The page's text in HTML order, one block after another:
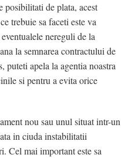
de plata, acest
trebuie sa faceti este va
nereguli de la
la semnarea contractului de
puteti apela la agentia noastra
si pentru a evita orice
nou sau unul situat intr-un
in ciuda instabilitatii
Cel mai important este sa